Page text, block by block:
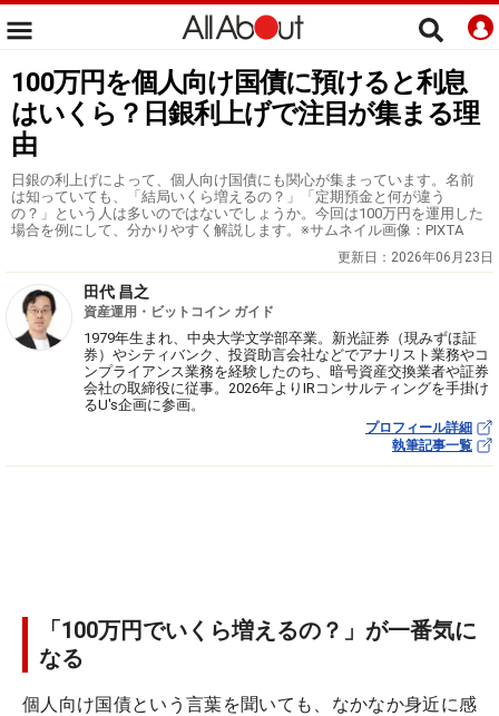
100万円を個人向け国債に預けると利息
はいくら？日銀利上げで注目が集まる理
由
日銀の利上げによって、個人向け国債にも関心が集まっています。名前
は知っていても、「結局いくら増えるの？」「定期預金と何が違う
の？」という人は多いのではないでしょうか。今回は100万円を運用した
場合を例にして、分かりやすく解説します。※サムネイル画像：PIXTA
更新日： 2026年06月23日
田代 昌之
資産運用・ビットコイン ガイド
1979年生まれ、中央大学文学部卒業。新光証券（現みずほ証
券）やシティバンク、投資助言会社などでアナリスト業務やコ
ンプライアンス業務を経験したのち、暗号資産交換業者や証券
会社の取締役に従事。2026年よりIRコンサルティングを手掛け
るU's企画に参画。
プロフィール詳細
執筆記事一覧
「100万円でいくら増えるの？」が一番気に
なる
個人向け国債という言葉を聞いても、なかなか身近に感